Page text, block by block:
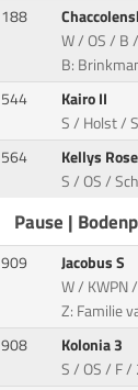
188
W / OS / B
B:
544
Kairo II
S / Holst /
564
Kellys
S / OS /
Pause |
909
Jacobus S
W / KWPN
Z: Familie
908
Kolonia 3
S / OS / F